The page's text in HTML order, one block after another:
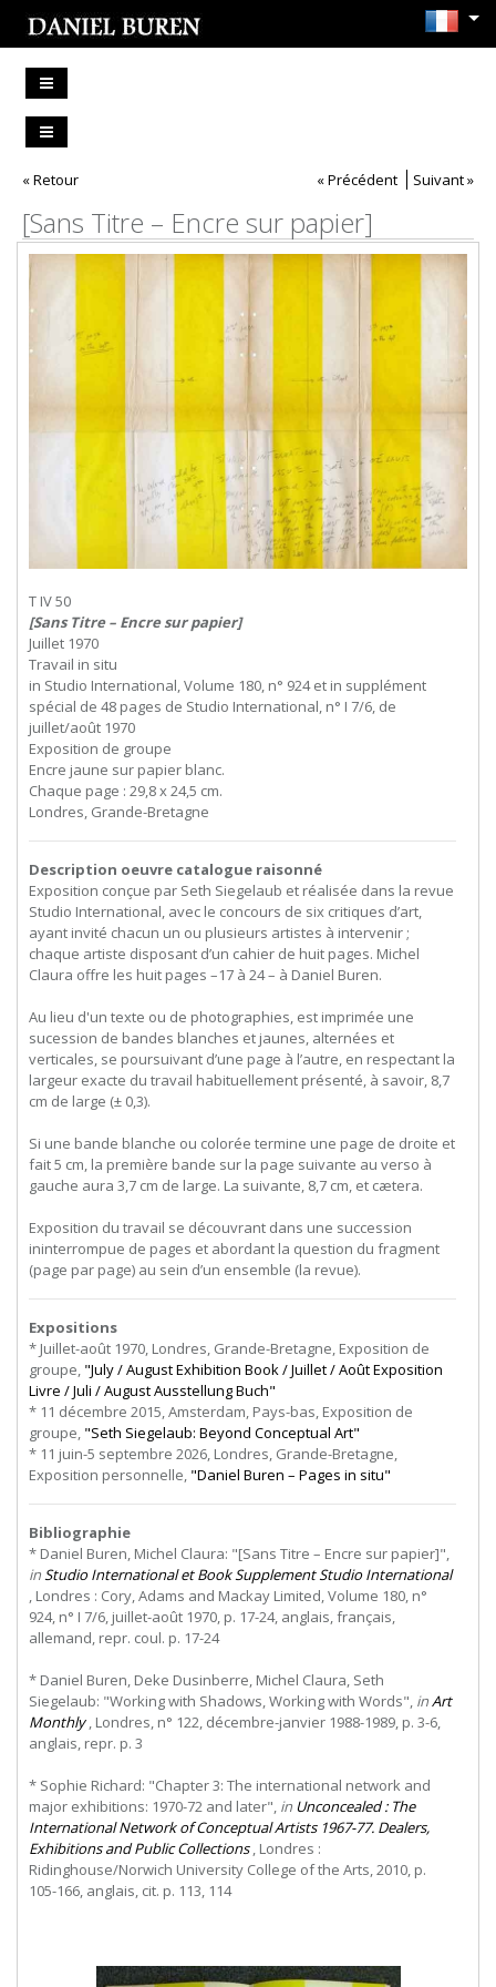
« Retour « Précédent Suivant »
[Sans Titre – Encre sur papier]
T IV 50
[Sans Titre – Encre sur papier]
Juillet 1970
Travail in situ
in Studio International, Volume 180, n° 924 et in supplément
spécial de 48 pages de Studio International, n° I 7/6, de
juillet/août 1970
Exposition de groupe
Encre jaune sur papier blanc.
Chaque page : 29,8 x 24,5 cm.
Londres, Grande-Bretagne
Description oeuvre catalogue raisonné
Exposition conçue par Seth Siegelaub et réalisée dans la revue
Studio International, avec le concours de six critiques d’art,
ayant invité chacun un ou plusieurs artistes à intervenir ;
chaque artiste disposant d’un cahier de huit pages. Michel
Claura offre les huit pages –17 à 24 – à Daniel Buren.
Au lieu d'un texte ou de photographies, est imprimée une
sucession de bandes blanches et jaunes, alternées et
verticales, se poursuivant d’une page à l’autre, en respectant la
largeur exacte du travail habituellement présenté, à savoir, 8,7
cm de large (± 0,3).
Si une bande blanche ou colorée termine une page de droite et
fait 5 cm, la première bande sur la page suivante au verso à
gauche aura 3,7 cm de large. La suivante, 8,7 cm, et cætera.
Exposition du travail se découvrant dans une succession
ininterrompue de pages et abordant la question du fragment
(page par page) au sein d’un ensemble (la revue).
Expositions
* Juillet-août 1970, Londres, Grande-Bretagne, Exposition de
groupe, "July / August Exhibition Book / Juillet / Août Exposition
Livre / Juli / August Ausstellung Buch"
* 11 décembre 2015, Amsterdam, Pays-bas, Exposition de
groupe, "Seth Siegelaub: Beyond Conceptual Art"
* 11 juin-5 septembre 2026, Londres, Grande-Bretagne,
Exposition personnelle, "Daniel Buren – Pages in situ"
Bibliographie
* Daniel Buren, Michel Claura: "[Sans Titre – Encre sur papier]",
inStudio International et Book Supplement Studio International
, Londres : Cory, Adams and Mackay Limited, Volume 180, n°
924, n° I 7/6, juillet-août 1970, p. 17-24, anglais, français,
allemand, repr. coul. p. 17-24
* Daniel Buren, Deke Dusinberre, Michel Claura, Seth
Siegelaub: "Working with Shadows, Working with Words", inArt
Monthly, Londres, n° 122, décembre-janvier 1988-1989, p. 3-6,
anglais, repr. p. 3
* Sophie Richard: "Chapter 3: The international network and
major exhibitions: 1970-72 and later", in Unconcealed : The
International Network of Conceptual Artists 1967-77. Dealers,
Exhibitions and Public Collections, Londres :
Ridinghouse/Norwich University College of the Arts, 2010, p.
105-166, anglais, cit. p. 113, 114